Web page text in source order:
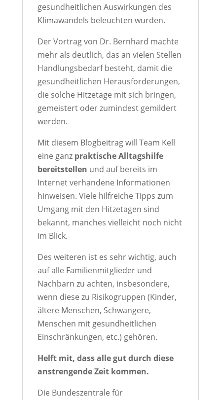
gesundheitlichen Auswirkungen des
Klimawandels beleuchten wurden.
Der Vortrag von Dr. Bernhard machte
mehr als deutlich, das an vielen Stellen
Handlungsbedarf besteht, damit die
gesundheitlichen Herausforderungen,
die solche Hitzetage mit sich bringen,
gemeistert oder zumindest gemildert
werden.
Mit diesem Blogbeitrag will Team Kell
eine ganz praktische Alltagshilfe
bereitstellen und auf bereits im
Internet verhandene Informationen
hinweisen. Viele hilfreiche Tipps zum
Umgang mit den Hitzetagen sind
bekannt, manches vielleicht noch nicht
im Blick.
Des weiteren ist es sehr wichtig, auch
auf alle Familienmitglieder und
Nachbarn zu achten, insbesondere,
wenn diese zu Risikogruppen (Kinder,
ältere Menschen, Schwangere,
Menschen mit gesundheitlichen
Einschränkungen, etc.) gehören.
Helft mit, dass alle gut durch diese
anstrengende Zeit kommen.
Die Bundeszentrale für